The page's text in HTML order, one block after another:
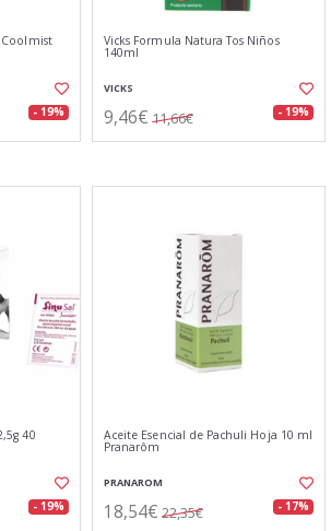
- 19%
Vicks Formula Natura Tos Niños
140ml
VICKS
9,46€ 11,66€ - 19%
40
- 19%
Aceite Esencial de Pachuli Hoja 10 ml
Pranarôm
PRANAROM
18,54€ 22,35€ - 17%